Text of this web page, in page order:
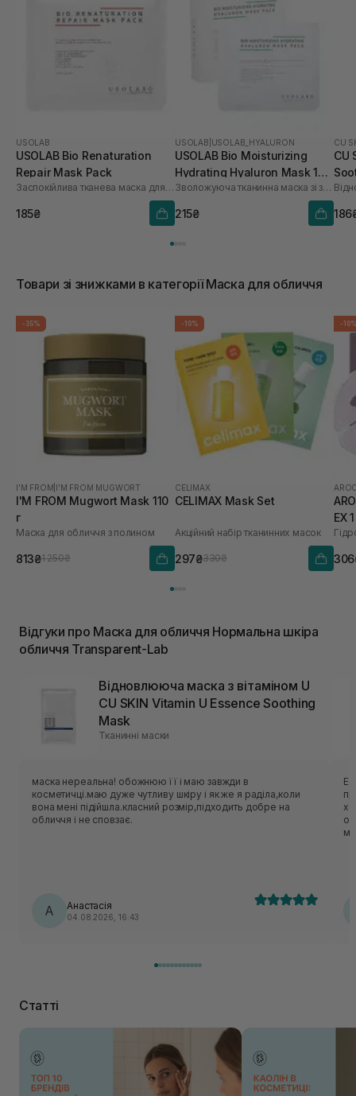
USOLAB
USOLAB Bio Renaturation
Repair Mask Pack
Заспокійлива тканева маска для обличчя
185₴
USOLAB USOLAB_HYALURON
USOLAB Bio Moisturizing
Hydrating Hyaluron Mask 1
шт
Зволожуюча тканинна маска зі заспокійливою та антивіковою дією
215₴
CU
CU
Товари зі знижками в категорії Маска для обличчя
-35%
I'M FROM I'M FROM MUGWORT
I'M FROM Mugwort Mask 110
г
Маска для обличчя з полином
813₴1 250₴
-10%
CELIMAX
CELIMAX Mask Set
Акційний набір тканинних масок
297₴330₴
-
EX
Відгуки про Маска для обличчя Нормальна шкіра
обличчя Transparent-Lab
Відновлююча маска з вітаміном U
CU SKIN Vitamin U Essence Soothing
Mask
Тканинні маски
маска нереальна! обожнюю її і маю завжди в
косметичці.маю дуже чутливу шкіру і як же я раділа,коли
вона мені підійшла.класний розмір,підходить добре на
обличчя і не сповзає.
А Анастасія
04.08.2026, 16:43
Статті